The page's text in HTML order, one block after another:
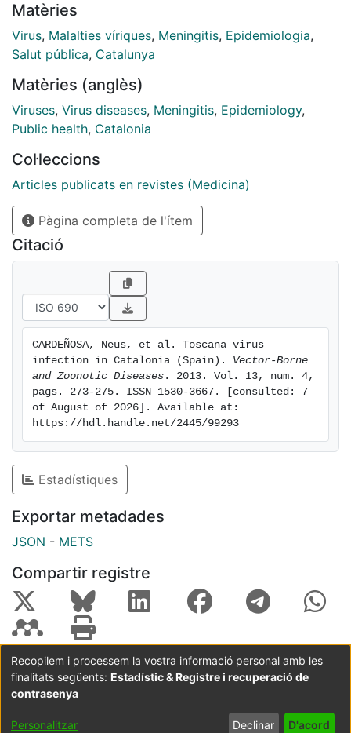
found a seroprevalence of infection of 6%, and 2
clinical cases were detected by serology and/or PCR.
Matèries
Virus, Malalties víriques, Meningitis, Epidemiologia,
Salut pública, Catalunya
Matèries (anglès)
Viruses, Virus diseases, Meningitis, Epidemiology,
Public health, Catalonia
Col·leccions
Articles publicats en revistes (Medicina)
Pàgina completa de l'ítem
Citació
CARDEÑOSA, Neus, et al. Toscana virus
infection in Catalonia (Spain). Vector-Borne
and Zoonotic Diseases . 2013. Vol. 13, num. 4,
pags. 273-275. ISSN 1530-3667. [consulted: 7
of August of 2026]. Available at:
https://hdl.handle.net/2445/99293
Estadístiques
Exportar metadades
JSON - METS
Compartir registre
Coordinació:CRAI UB Avís legal
Metadades
subjectes a:
Configuració
de cookies
privadesa
Recopilem i processem la vostra informació personal amb les
finalitats següents: Estadístic & Registre i recuperació de
contrasenya
Personalitzar Declinar D'acord